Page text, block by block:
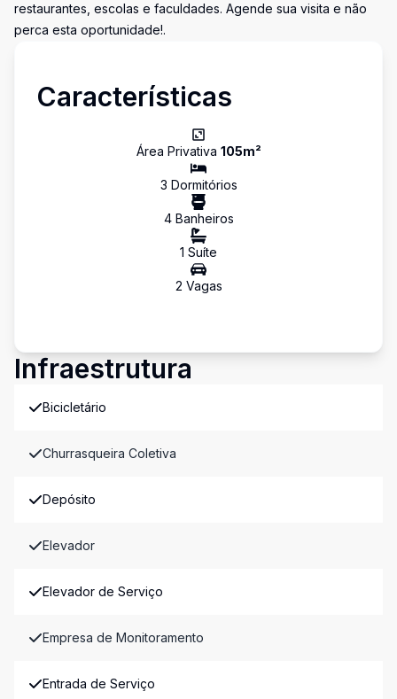
restaurantes, escolas e faculdades. Agende sua visita e não
perca esta oportunidade!.
Características
Área Privativa 105m²
3 Dormitórios
4Banheiros
1 Suíte
2 Vagas
Infraestrutura
Bicicletário
Churrasqueira Coletiva
Depósito
Elevador
Elevador de Serviço
Empresa de Monitoramento
Entrada de Serviço